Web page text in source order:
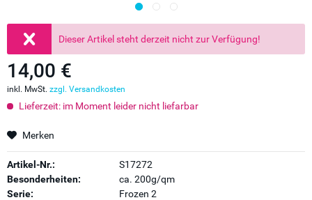
Dieser Artikel steht derzeit nicht zur Verfügung!
14,00 €
inkl. MwSt. zzgl. Versandkosten
Lieferzeit: im Moment leider nicht liefarbar
Merken
Artikel-Nr.:
S17272
Besonderheiten:
ca. 200g/qm
Serie:
Frozen 2